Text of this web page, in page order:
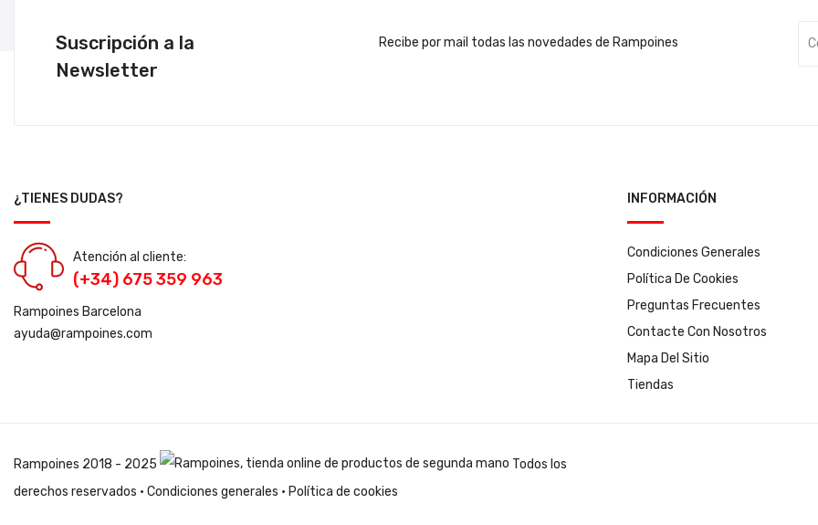
Suscripción a la
Newsletter
Recibe por mail todas las novedades de Rampoines
¿TIENES DUDAS?
Atención al cliente:
(+34) 675 359 963
Rampoines Barcelona
ayuda@rampoines.com
INFORMACIÓN
Condiciones Generales
Política De Cookies
Preguntas Frecuentes
Contacte Con Nosotros
Mapa Del Sitio
Tiendas
Rampoines 2018 - 2025
Todos los
derechos reservados · Condiciones generales · Política de cookies